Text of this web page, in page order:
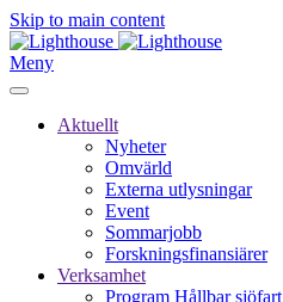
Skip to main content
Meny
Aktuellt
Nyheter
Omvärld
Externa utlysningar
Event
Sommarjobb
Forskningsfinansiärer
Verksamhet
Program Hållbar sjöfart